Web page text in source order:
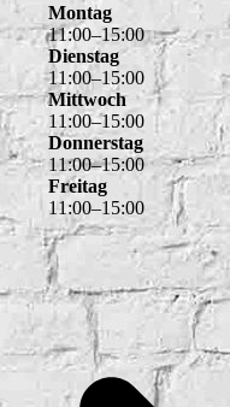
Montag
11:00–15:00
Dienstag
11 :00–15:00
Mittwoch
11 :00–15:00
Donnerstag
11:00–15:00
Freitag
11 :00–15:00